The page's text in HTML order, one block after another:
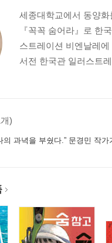
세종대학교에서 동양
『꼭꼭 숨어라』로 한
스트레이션 비엔날레
서전 한국관 일러스트
)
과녁을 부쉈다.” 문경민 작가가 부순 과